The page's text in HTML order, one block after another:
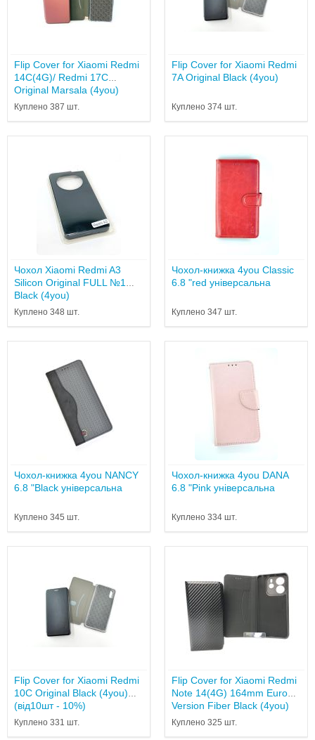
Flip Cover for Xiaomi Redmi
14C(4G)/ Redmi 17C
Original Marsala (4you)
Куплено 387 шт.
Flip Cover for Xiaomi Redmi
7A Original Black (4you)
Куплено 374 шт.
Чохол Xiaomi Redmi A3
Silicon Original FULL №1
Black (4you)
Куплено 348 шт.
Чохол-книжка 4you Classic
6.8 "red універсальна
Куплено 347 шт.
Чохол-книжка 4you NANCY
6.8 "Black універсальна
Куплено 345 шт.
Чохол-книжка 4you DANA
6.8 "Pink універсальна
Куплено 334 шт.
Flip Cover for Xiaomi Redmi
10C Original Black (4you)
(від10шт - 10%)
Куплено 331 шт.
Flip Cover for Xiaomi Redmi
Note 14(4G) 164mm Europe
Version Fiber Black (4you)
Куплено 325 шт.